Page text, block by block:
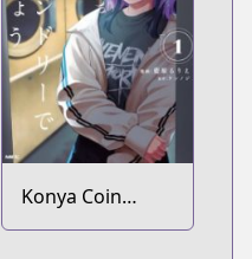
Konya Coin
Laundry de